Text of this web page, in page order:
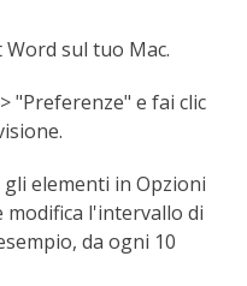
sul tuo Mac.
"Preferenze" e fai clic
elementi in Opzioni
modifica l'intervallo di
da ogni 10